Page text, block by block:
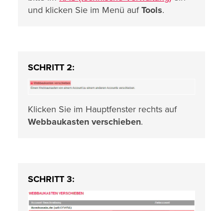
und klicken Sie im Menü aufTools.
SCHRITT 2:
Klicken Sie im Hauptfenster rechts auf
Webbaukasten verschieben.
SCHRITT 3: